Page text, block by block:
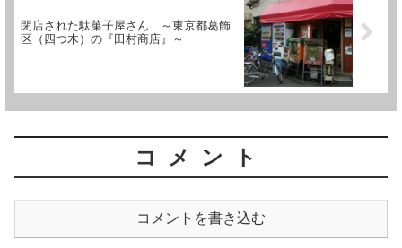
閉店された駄菓子屋さん ～東京都葛飾
区（四つ木）の『田村商店』～
コメント
コメントを書き込む